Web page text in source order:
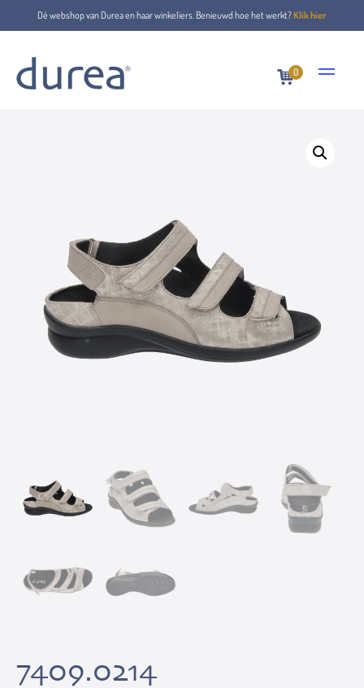
Dé webshop van Durea en haar winkeliers. Benieuwd hoe het werkt?Klik hier
0
Home Sandalen
7409.0214